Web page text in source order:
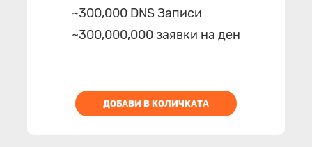
~300,000 DNS Записи
~300,000,000 заявки на ден
ДОБАВИ В КОЛИЧКАТА